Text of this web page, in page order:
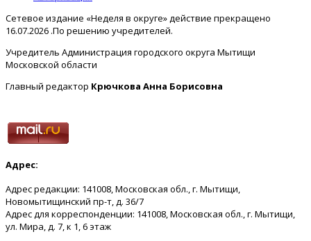
Сетевое издание «Неделя в округе» действие прекращено
16.07.2026 .По решению учредителей.
Учредитель Администрация городского округа Мытищи
Московской области
Главный редактор Крючкова Анна Борисовна
Адрес:
Адрес редакции: 141008, Московская обл., г. Мытищи,
Новомытищинский пр-т, д. 36/7
Адрес для корреспонденции: 141008, Московская обл., г. Мытищи,
ул. Мира, д. 7, к 1, 6 этаж